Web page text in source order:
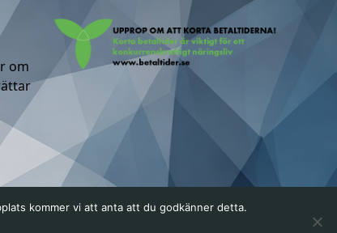
om
kommer vi att anta att du godkänner detta.